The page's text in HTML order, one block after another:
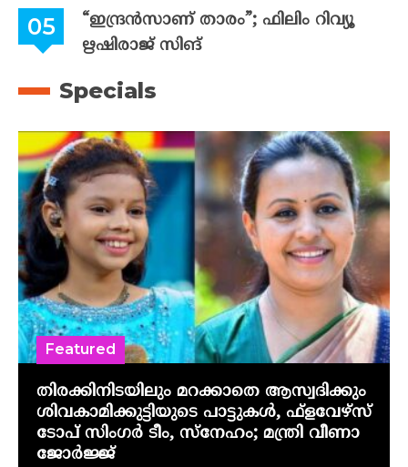
“ഇന്ദ്രൻസാണ് താരം”; ഫിലിം റിവ്യൂ
ഋഷിരാജ് സിങ്
Specials
തിരക്കിനിടയിലും മറക്കാതെ ആസ്വദിക്കും
ശിവകാമിക്കുട്ടിയുടെ പാട്ടുകൾ, ഫ്‌ളവേഴ്‌സ്
ടോപ് സിംഗർ ടീം, സ്നേഹം; മന്ത്രി വീണാ
ജോർജ്ജ്
Featured